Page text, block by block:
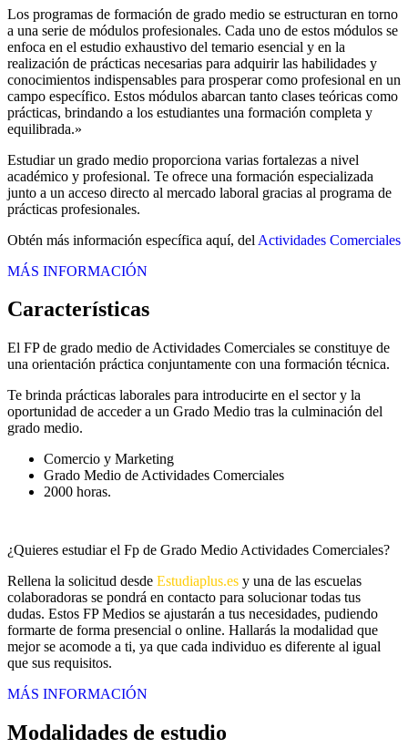
Los programas de formación de grado medio se estructuran en torno
a una serie de módulos profesionales. Cada uno de estos módulos se
enfoca en el estudio exhaustivo del temario esencial y en la
realización de prácticas necesarias para adquirir las habilidades y
conocimientos indispensables para prosperar como profesional en un
campo específico. Estos módulos abarcan tanto clases teóricas como
prácticas, brindando a los estudiantes una formación completa y
equilibrada.»
Estudiar un grado medio proporciona varias fortalezas a nivel
académico y profesional. Te ofrece una formación especializada
junto a un acceso directo al mercado laboral gracias al programa de
prácticas profesionales.
Obtén más información específica aquí, del Actividades Comerciales
MÁS INFORMACIÓN
Características
El FP de grado medio de Actividades Comerciales se constituye de
una orientación práctica conjuntamente con una formación técnica.
Te brinda prácticas laborales para introducirte en el sector y la
oportunidad de acceder a un Grado Medio tras la culminación del
grado medio.
Comercio y Marketing
Grado Medio de Actividades Comerciales
2000 horas.
¿Quieres estudiar el Fp de Grado Medio Actividades Comerciales?
Rellena la solicitud desde Estudiaplus.es y una de las escuelas
colaboradoras se pondrá en contacto para solucionar todas tus
dudas. Estos FP Medios se ajustarán a tus necesidades, pudiendo
formarte de forma presencial o online. Hallarás la modalidad que
mejor se acomode a ti, ya que cada individuo es diferente al igual
que sus requisitos.
MÁS INFORMACIÓN
Modalidades de estudio